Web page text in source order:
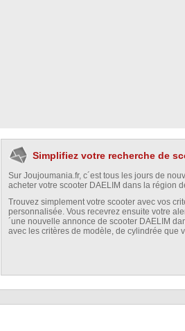
Simplifiez votre recherche de
Sur Joujoumania.fr, c´est tous les jours de
acheter votre scooter DAELIM dans la région
Trouvez simplement votre scooter avec vos
personnalisée. Vous recevrez ensuite votre
´une nouvelle annonce de scooter DAELIM
avec les critères de modèle, de cylindrée que